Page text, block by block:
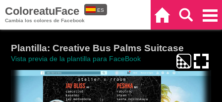
ColoreatuFace
Cambia los colores de Facebook
ES
Plantilla: Creative Bus Palms Suitcase
Vista previa de la plantilla para FaceBook